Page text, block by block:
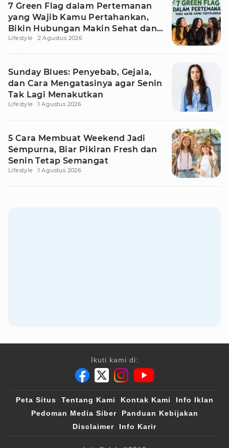
7 Green Flag dalam Pertemanan
yang Wajib Kamu Pertahankan,
Bikin Hubungan Makin Sehat dan
Awet
Lifestyle 2 Agustus 2026
Sunday Blues: Penyebab, Gejala,
dan Cara Mengatasinya agar Senin
Tak Lagi Menakutkan
Lifestyle 1 Agustus 2026
5 Cara Membuat Weekend Jadi
Sempurna, Biar Pikiran Fresh dan
Senin Tetap Semangat
Lifestyle 1 Agustus 2026
Ikuti kami di:
Peta Situs Tentang Kami Kontak Kami
Info Iklan
Pedoman Media Siber
Panduan Kebijakan
Disclaimer
Info Karir